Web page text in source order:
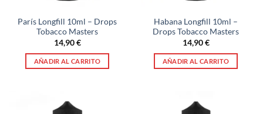
París Longfill 10ml – Drops
Tobacco Masters
14,90€
AÑADIR AL CARRITO
Habana Longfill 10ml –
Drops Tobacco Masters
14,90€
AÑADIR AL CARRITO